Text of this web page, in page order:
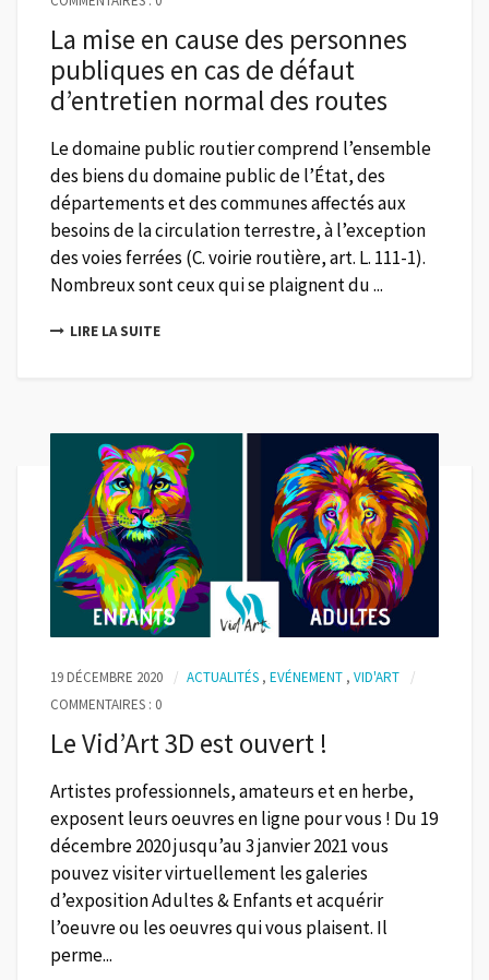
La mise en cause des personnes
publiques en cas de défaut
d’entretien normal des routes
Le domaine public routier comprend l’ensemble
des biens du domaine public de l’État, des
départements et des communes affectés aux
besoins de la circulation terrestre, à l’exception
des voies ferrées (C. voirie routière, art. L. 111-1).
Nombreux sont ceux qui se plaignent du ...
LIRE LA SUITE
19 DÉCEMBRE 2020 ACTUALITÉS , EVÉNEMENT , VID'ART
COMMENTAIRES : 0
Le Vid’Art 3D est ouvert !
Artistes professionnels, amateurs et en herbe,
exposent leurs oeuvres en ligne pour vous ! Du 19
décembre 2020 jusqu’au 3 janvier 2021 vous
pouvez visiter virtuellement les galeries
d’exposition Adultes & Enfants et acquérir
l’oeuvre ou les oeuvres qui vous plaisent. Il
perme...